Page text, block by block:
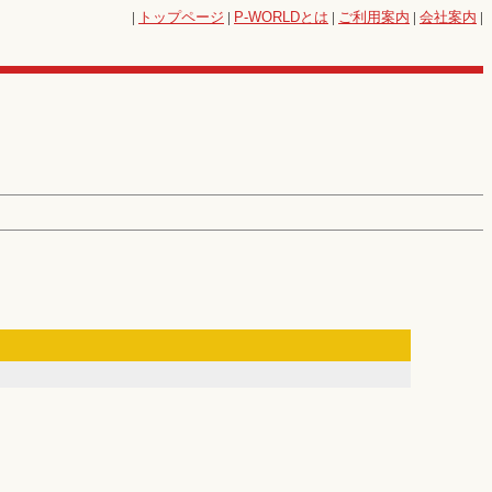
| トップページ | P-WORLDとは | ご利用案内 | 会社案内 |